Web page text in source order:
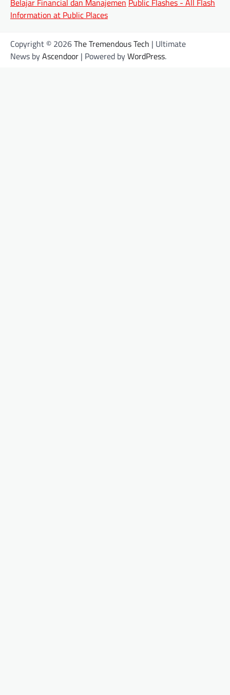
Belajar Financial dan Manajemen Public Flashes - All Flash
Information at Public Places
Copyright © 2026The Tremendous Tech | Ultimate
News byAscendoor | Powered byWordPress.